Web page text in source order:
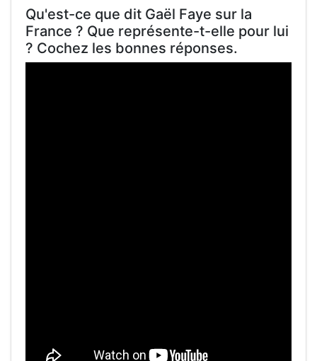
Qu'est-ce que dit Gaël Faye sur la
France ? Que représente-t-elle pour lui
? Cochez les bonnes réponses.